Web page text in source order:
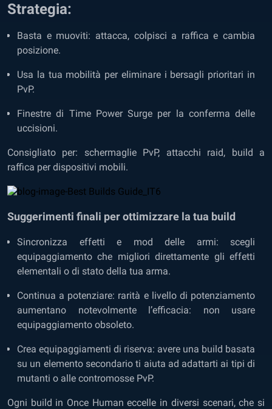
Strategia:
Basta e muoviti: attacca, colpisci a raffica e cambia
posizione.
Usa la tua mobilità per eliminare i bersagli prioritari in
PvP.
Finestre di Time Power Surge per la conferma delle
uccisioni.
Consigliato per: schermaglie PvP, attacchi raid, build a
raffica per dispositivi mobili.
Suggerimenti finali per ottimizzare la tua build
Sincronizza effetti e mod delle armi: scegli
equipaggiamento che migliori direttamente gli effetti
elementali o di stato della tua arma.
Continua a potenziare: rarità e livello di potenziamento
aumentano notevolmente l’efficacia: non usare
equipaggiamento obsoleto.
Crea equipaggiamenti di riserva: avere una build basata
su un elemento secondario ti aiuta ad adattarti ai tipi di
mutanti o alle contromosse PvP.
Ogni build in Once Human eccelle in diversi scenari, che si